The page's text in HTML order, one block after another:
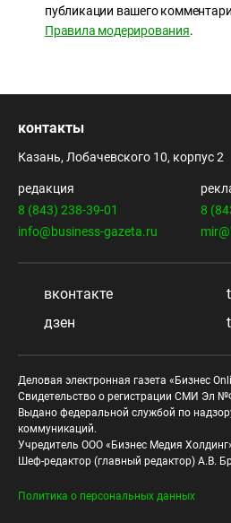
публикации вашего
Правила модерирования.
контакты
Казань, Лобачевского 10, корпус 2
редакция
8 (843) 238-39-01
info@business-gazeta.ru
8
вконтакте
дзен
Деловая электронная газета «Бизнес
Свидетельство о регистрации СМИ Эл
Выдано федеральной службой по
коммуникаций.
Учредитель ООО «Бизнес Медия
Шеф-редактор (главный редактор) А.В.
Политика о персональных данных